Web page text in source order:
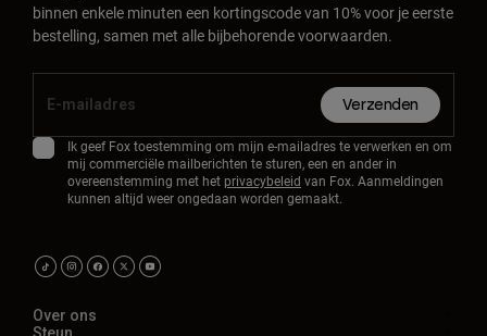
binnen enkele minuten een kortingscode van 10% voor je eerste
bestelling, samen met alle bijbehorende voorwaarden.
Verzenden
Ik geef Fox toestemming om mijn e-mailadres te verwerken en om
mij commerciële mailberichten te sturen, een en ander in
overeenstemming met het privacybeleid van Fox. Aanmeldingen
kunnen altijd weer ongedaan worden gemaakt.
Over ons